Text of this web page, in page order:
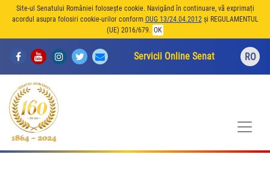
Site-ul Senatului României folosește cookie. Navigând în continuare, vă exprimați
acordul asupra folosiri cookie-urilor conform OUG 13/24.04.2012și REGULAMENTUL
(UE) 2016/679. OK
Servicii Online Senat RO